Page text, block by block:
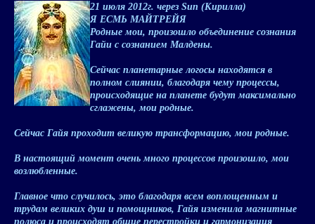
21 июля 2012г. через Sun (Кирилла)
Я ЕСМЬ МАЙТРЕЙЯ
Родные мои, произошло объединение сознания
Гайи с сознанием Малдены.
Сейчас планетарные логосы находятся в
полном слиянии, благодаря чему процессы,
происходящие на планете будут максимально
сглажены, мои родные.
Сейчас Гайя проходит великую трансформацию, мои родные.
В настоящий момент очень много процессов произошло, мои
возлюбленные.
Главное что случилось, это благодаря всем воплощенным и
трудам великих душ и помощников, Гайя изменила магнитные
полюса и происходят общие перестройки и гармонизация